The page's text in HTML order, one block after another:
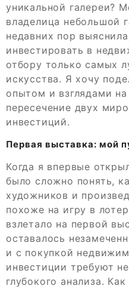
уникальной галереи?
владелица небольшой
недавних пор
инвестировать в
отбору только самых
искусства. Я хочу
опытом и взглядами
пересечение двух
инвестиций.
Первая выставка: мой
Когда я впервые
было сложно понять,
художников и
похоже на игру в
взлетало на первой
оставалось
и с покупкой
инвестиции требуют
глубокого анализа.